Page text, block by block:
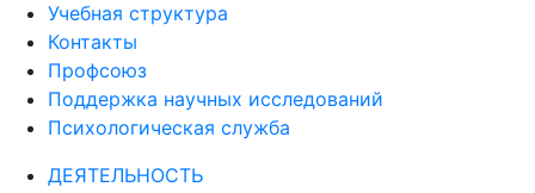
Учебная структура
Контакты
Профсоюз
Поддержка научных исследований
Психологическая служба
ДЕЯТЕЛЬНОСТЬ